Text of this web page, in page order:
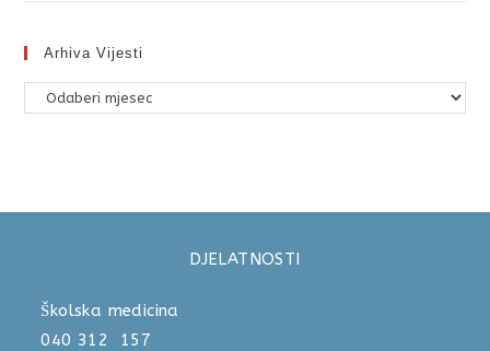
Arhiva Vijesti
DJELATNOSTI
Školska medicina
040 312 157